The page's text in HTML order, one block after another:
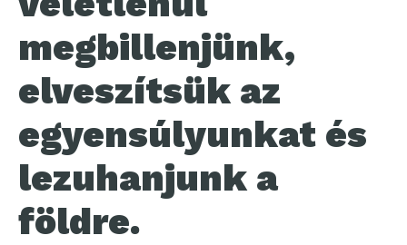
megbillenjünk,
elveszítsük az
egyensúlyunkat és
lezuhanjunk a
földre.